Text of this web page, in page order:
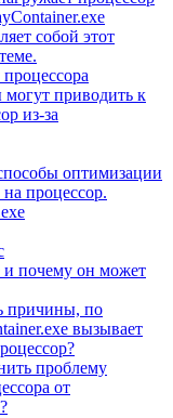
собой этот
приводить к
из-за
оптимизации
процессор.
и почему он может
причины, по
вызывает
проблему
от